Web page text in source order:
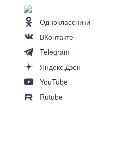
Одноклассники
ВКонтакте
Telegram
Яндекс.Дзен
YouTube
Rutube